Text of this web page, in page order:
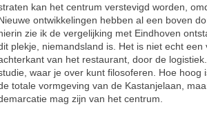
kan het centrum verstevigd worden,
Nieuwe ontwikkelingen hebben al een boven
hierin zie ik de vergelijking met Eindhoven
plekje, niemandsland is. Het is niet echt een
van het restaurant, door de
waar je over kunt filosoferen. Hoe hoog
totale vormgeving van de Kastanjelaan,
mag zijn van het centrum.